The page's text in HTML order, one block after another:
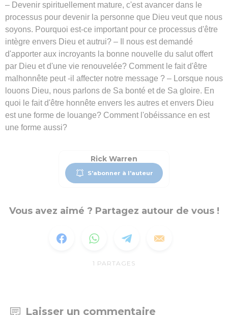
– Devenir spirituellement mature, c'est avancer dans le
processus pour devenir la personne que Dieu veut que nous
soyons. Pourquoi est-ce important pour ce processus d'être
intègre envers Dieu et autrui? –
Il nous est demandé
d'apporter aux incroyants la bonne nouvelle du salut offert
par Dieu et d'une vie renouvelée? Comment le fait d'être
malhonnête peut -il affecter notre message ? – Lorsque nous
louons Dieu, nous parlons de Sa bonté et de Sa gloire. En
quoi le fait d'être honnête envers les autres et envers Dieu
est une forme de louange? Comment l'obéissance en est
une forme aussi?
Rick Warren
S'abonner à l'auteur
Vous avez aimé ? Partagez autour de vous !
1 PARTAGES
Laisser un commentaire